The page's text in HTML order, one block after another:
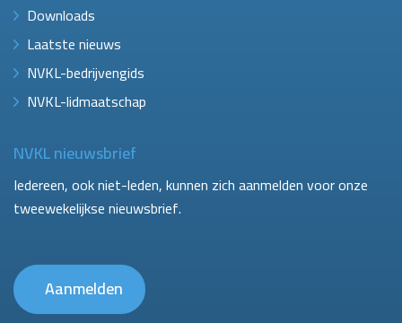
Downloads
Laatste nieuws
NVKL-bedrijvengids
NVKL-lidmaatschap
NVKL nieuwsbrief
Iedereen, ook niet-leden, kunnen zich aanmelden voor onze
tweewekelijkse nieuwsbrief.
Aanmelden